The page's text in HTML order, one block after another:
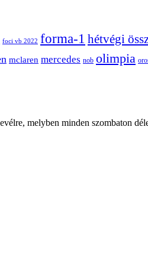
foci vb 2022 forma-1 hétvégi
mclaren mercedes nob olimpia
melyben minden szombaton